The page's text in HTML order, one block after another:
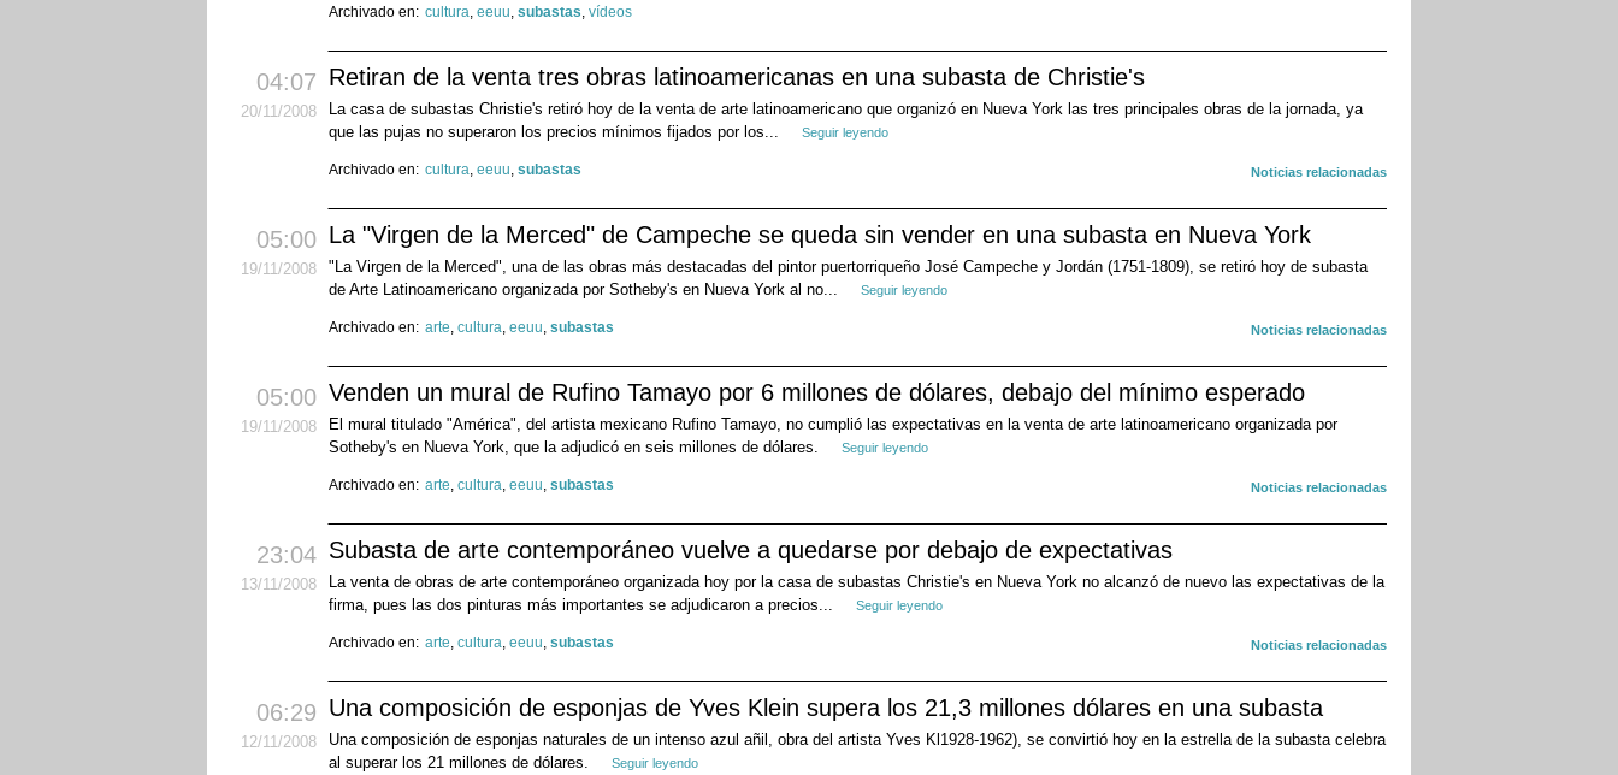
Archivado en: cultura, eeuu, subastas, vídeos
04:07
20/11/2008
Retiran de la venta tres obras latinoamericanas en una subasta de Christie's
La casa de subastas Christie's retiró hoy de la venta de arte latinoamericano que organizó en Nueva York las tres principales obras de la jornada, ya
que las pujas no superaron los precios mínimos fijados por los...
Seguir leyendo
Noticias relacionadas
Archivado en: cultura, eeuu, subastas
05:00
19/11/2008
La "Virgen de la Merced" de Campeche se queda sin vender en una subasta en Nueva York
"La Virgen de la Merced", una de las obras más destacadas del pintor puertorriqueño José Campeche y Jordán (1751-1809), se retiró hoy de subasta
de Arte Latinoamericano organizada por Sotheby's en Nueva York al no...
Seguir leyendo
Noticias relacionadas
Archivado en: arte, cultura, eeuu, subastas
05:00
19/11/2008
Venden un mural de Rufino Tamayo por 6 millones de dólares, debajo del mínimo esperado
El mural titulado "América", del artista mexicano Rufino Tamayo, no cumplió las expectativas en la venta de arte latinoamericano organizada por
Sotheby's en Nueva York, que la adjudicó en seis millones de dólares.
Seguir leyendo
Noticias relacionadas
Archivado en: arte, cultura, eeuu, subastas
23:04
13/11/2008
Subasta de arte contemporáneo vuelve a quedarse por debajo de expectativas
La venta de obras de arte contemporáneo organizada hoy por la casa de subastas Christie's en Nueva York no alcanzó de nuevo las expectativas de la
firma, pues las dos pinturas más importantes se adjudicaron a precios...
Seguir leyendo
Noticias relacionadas
Archivado en: arte, cultura, eeuu, subastas
06:29
12/11/2008
Una composición de esponjas de Yves Klein supera los 21,3 millones dólares en una subasta
Una composición de esponjas naturales de un intenso azul añil, obra del artista Yves Kl1928-1962), se convirtió hoy en la estrella de la subasta celebra
al superar los 21 millones de dólares.
Seguir leyendo